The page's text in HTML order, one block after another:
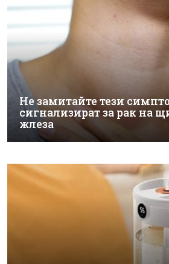
Не замитайте тези
сигнализират за рак на
жлеза